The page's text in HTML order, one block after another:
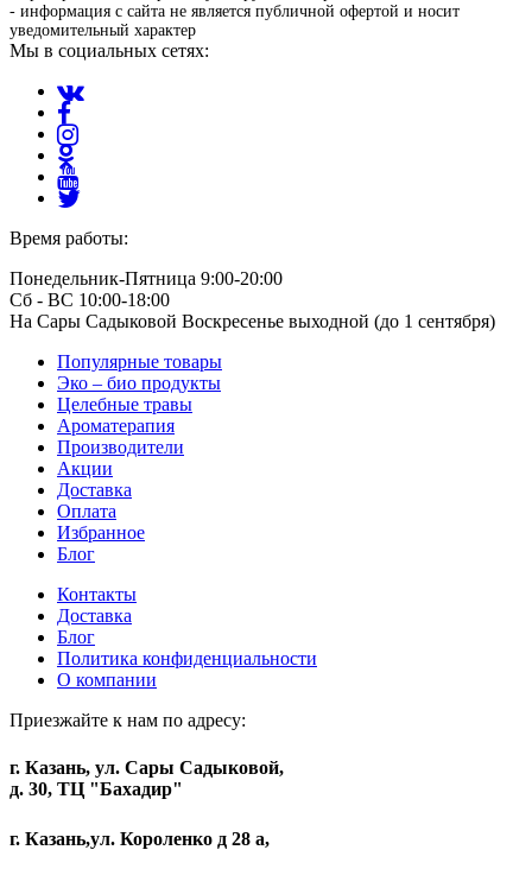
- информация с сайта не является публичной офертой и носит
уведомительный характер
Мы в социальных сетях:
Время работы:
Понедельник-Пятница 9:00-20:00
Сб - ВС 10:00-18:00
На Сары Садыковой Воскресенье выходной (до 1 сентября)
Популярные товары
Эко – био продукты
Целебные травы
Ароматерапия
Производители
Акции
Доставка
Оплата
Избранное
Блог
Контакты
Доставка
Блог
Политика конфиденциальности
О компании
Приезжайте к нам по адресу:
г. Казань, ул. Сары Садыковой,
д. 30, ТЦ "Бахадир"
г. Казань,ул. Короленко д 28 а,